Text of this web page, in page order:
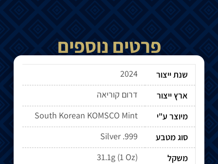
פרטים נוספים
שנת ייצור
2024
ארץ ייצור
דרום קוריאה
מיוצר ע"י
South Korean KOMSCO Mint
סוג מטבע
Silver .999
משקל
31.1g (1 Oz)